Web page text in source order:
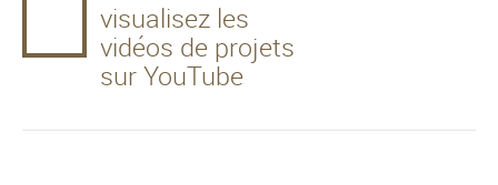
visualisez les
vidéos de projets
sur YouTube